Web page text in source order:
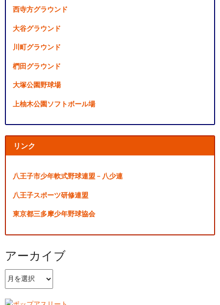
西寺方グラウンド
大谷グラウンド
川町グラウンド
椚田グラウンド
大塚公園野球場
上柚木公園ソフトボール場
リンク
八王子市少年軟式野球連盟 – 八少連
八王子スポーツ研修連盟
東京都三多摩少年野球協会
アーカイブ
ア
ー